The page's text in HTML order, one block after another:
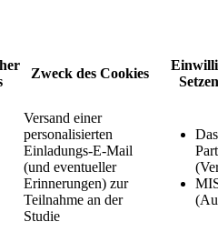
Zweck des Cookies
Versand einer
personalisierten
Einladungs-E-Mail
(und eventueller
Erinnerungen) zur
Teilnahme an der
Studie
Das